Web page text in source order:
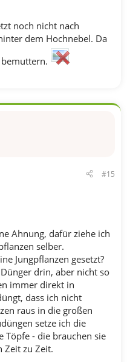
noch nicht nach
dem Hochnebel. Da
#15
Ahnung, dafür ziehe ich
selber.
Jungpflanzen gesetzt?
drin, aber nicht so
immer direkt in
dass ich nicht
raus in die großen
setze ich die
Töpfe - die brauchen sie
Zeit zu Zeit.